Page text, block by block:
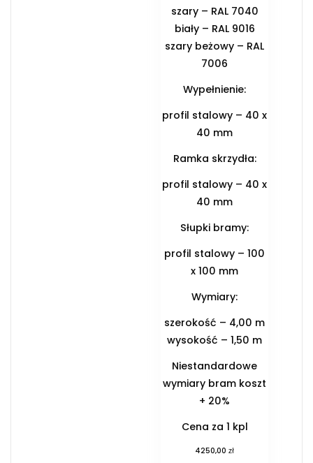
szary – RAL 7040
biały – RAL 9016
szary beżowy – RAL
7006
Wypełnienie:
profil stalowy – 40 x
40 mm
Ramka skrzydła:
profil stalowy – 40 x
40 mm
Słupki bramy:
profil stalowy – 100
x 100 mm
Wymiary:
szerokość – 4,00 m
wysokość – 1,50 m
Niestandardowe
wymiary bram koszt
+ 20%
Cena za 1 kpl
4250,00zł